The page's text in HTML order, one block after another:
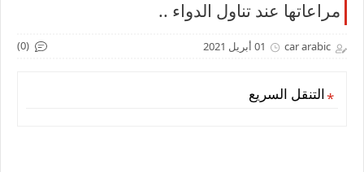
مراعاتها عند تناول الدواء ..
car arabic 01 أبريل 2021 (0)
التنقل السريع